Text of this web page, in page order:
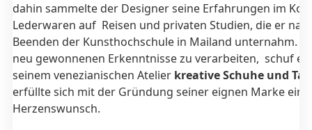
dahin sammelte der Designer seine Erfahrungen im
Lederwaren auf Reisen und privaten Studien, die er
Beenden der Kunsthochschule in Mailand unternahm.
neu gewonnenen Erkenntnisse zu verarbeiten, schuf er
seinem venezianischen Atelier kreative Schuhe und
erfüllte sich mit der Gründung seiner eignen Marke
Herzenswunsch.